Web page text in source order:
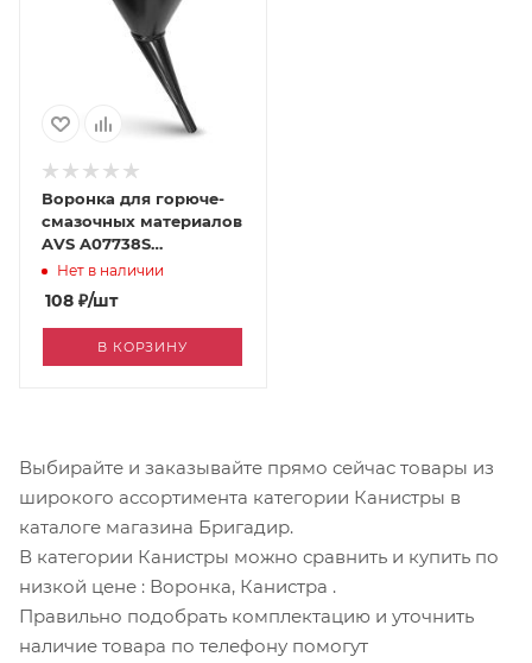
Воронка для горюче-
смазочных материалов
AVS A07738S
[030060567]
Нет в наличии
108 ₽/шт
В КОРЗИНУ
Выбирайте и заказывайте прямо сейчас товары из
широкого ассортимента категории Канистры в
каталоге магазина Бригадир.
В категории Канистры можно сравнить и купить по
низкой цене : Воронка, Канистра .
Правильно подобрать комплектацию и уточнить
наличие товара по телефону помогут